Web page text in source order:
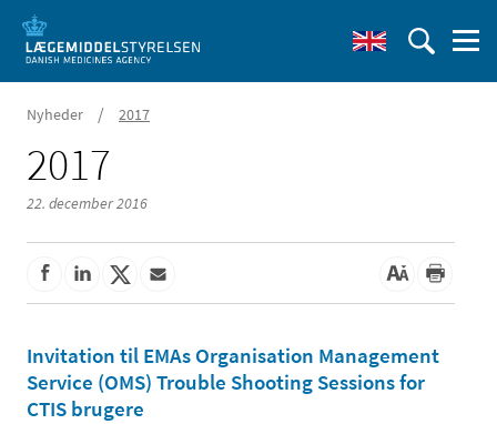
Nyheder / 2017
2017
22. december 2016
Invitation til EMAs Organisation Management
Service (OMS) Trouble Shooting Sessions for
CTIS brugere